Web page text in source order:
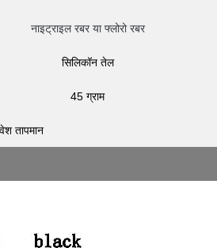
नाइट्राइल रबर या फ्लोरो रबर
सिलिकॉन तेल
45 ग्राम
तापमान